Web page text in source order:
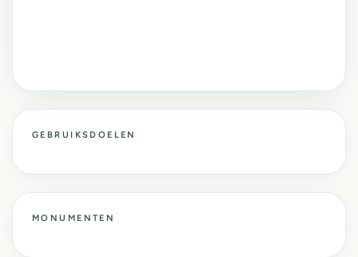
GEBRUIKSDOELEN
MONUMENTEN